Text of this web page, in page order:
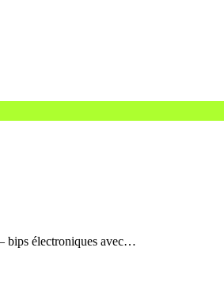
bips électroniques avec…